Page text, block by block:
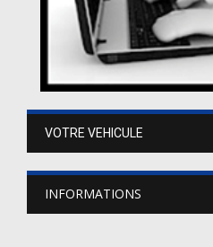
VOTRE VEHICULE
INFORMATIONS